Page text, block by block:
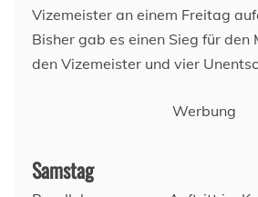
Vizemeister an einem Freitag
Bisher gab es einen Sieg für den
den Vizemeister und vier
Werbung
Samstag